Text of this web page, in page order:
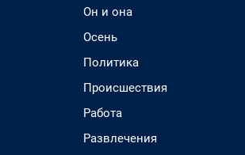
Он и она
Осень
Политика
Происшествия
Работа
Развлечения